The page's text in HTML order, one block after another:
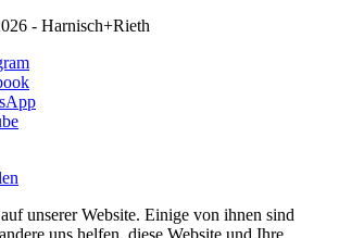
- Harnisch+Rieth
unserer Website. Einige von ihnen sind